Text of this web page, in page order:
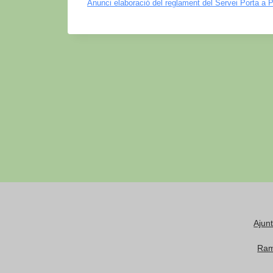
Anunci elaboració del reglament del Servei Porta a